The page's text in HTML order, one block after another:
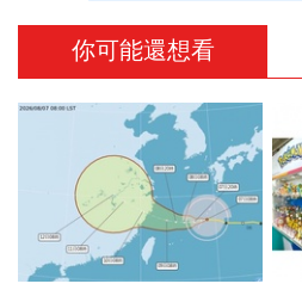
你可能還想看